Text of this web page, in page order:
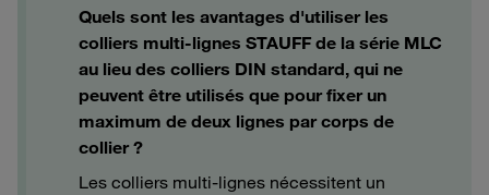
Quels sont les avantages d'utiliser les
colliers multi-lignes STAUFF de la série MLC
au lieu des colliers DIN standard, qui ne
peuvent être utilisés que pour fixer un
maximum de deux lignes par corps de
collier ?
Les colliers multi-lignes nécessitent un